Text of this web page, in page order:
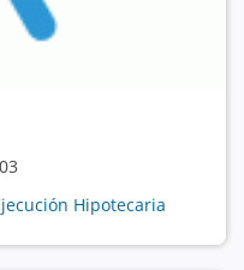
Hipotecaria